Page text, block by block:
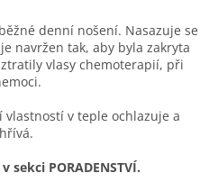
denní nošení. Nasazuje se
navržen tak, aby byla zakryta
vlasy chemoterapií, při
v teple ochlazuje a
PORADENSTVÍ.